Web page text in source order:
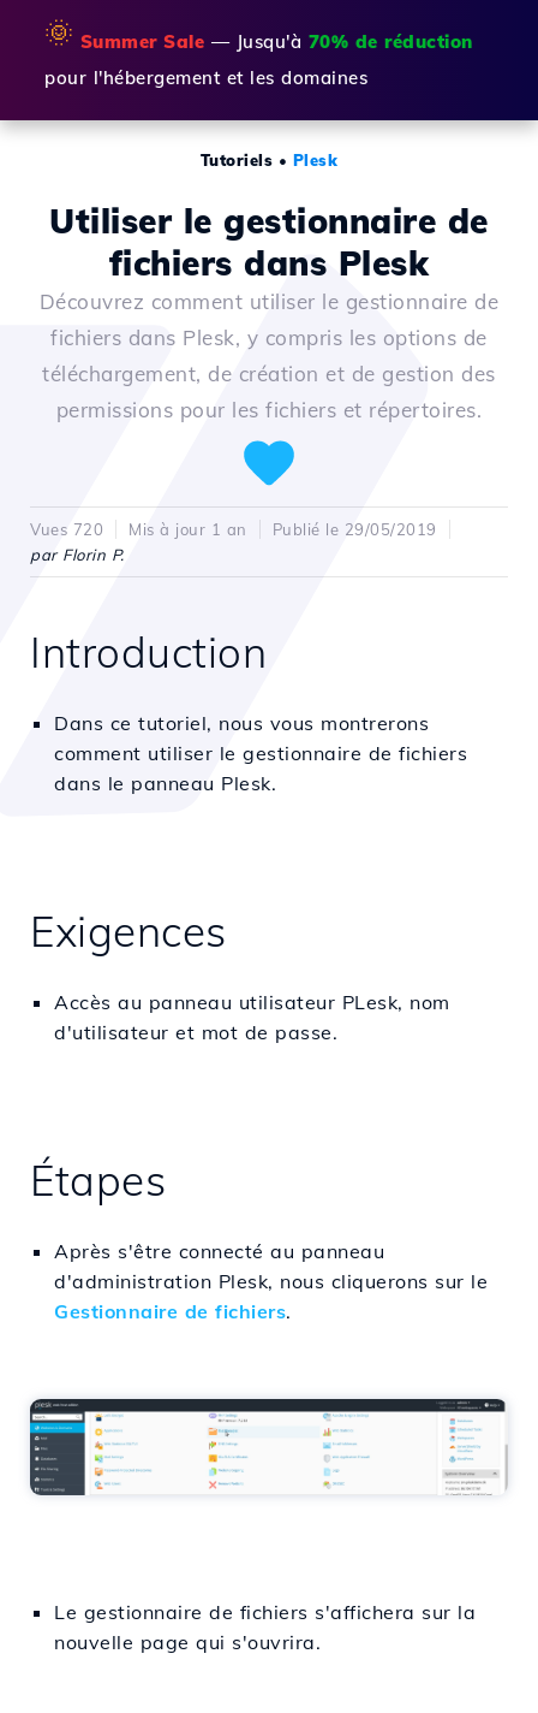
🌞 Summer Sale — Jusqu'à 70% de réduction
pour l'hébergement et les domaines
Tutoriels • Plesk
Utiliser le gestionnaire de
fichiers dans Plesk
Découvrez comment utiliser le gestionnaire de
fichiers dans Plesk, y compris les options de
téléchargement, de création et de gestion des
permissions pour les fichiers et répertoires.
Vues 720 Mis à jour 1 an
Publié le 29/05/2019
par Florin P.
Introduction
Dans ce tutoriel, nous vous montrerons
comment utiliser le gestionnaire de fichiers
dans le panneau Plesk.
Exigences
Accès au panneau utilisateur PLesk, nom
d'utilisateur et mot de passe.
Étapes
Après s'être connecté au panneau
d'administration Plesk, nous cliquerons sur le
Gestionnaire de fichiers.
Le gestionnaire de fichiers s'affichera sur la
nouvelle page qui s'ouvrira.